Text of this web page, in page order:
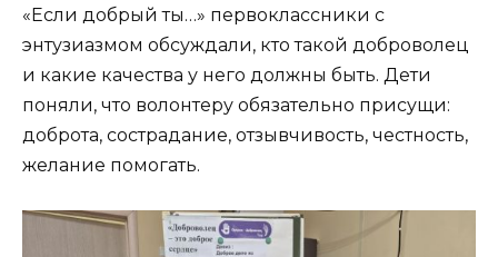
«Если добрый ты…» первоклассники с
энтузиазмом обсуждали, кто такой доброволец
и какие качества у него должны быть. Дети
поняли, что волонтеру обязательно присущи:
доброта, сострадание, отзывчивость, честность,
желание помогать.